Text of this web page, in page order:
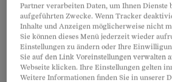
die Ihnen zusagt. In den
explodierten die
Region, Lage und
Mühe haben, etwas in der
Preisklasse zu finden, wenn
Partner verarbeiten Daten, um Ihnen Dienste
aufgeführten Zwecke. Wenn Tracker
Inhalte und Anzeigen möglicherweise nicht
Sie können dieses Menü jederzeit wieder
Einstellungen zu ändern oder Ihre
Sie auf den Link Voreinstellungen verwalten
Webseite klicken. Ihre Einstellungen gelten
Weitere Informationen finden Sie in unserer